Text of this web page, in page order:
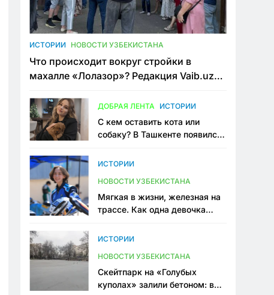
ИСТОРИИ НОВОСТИ УЗБЕКИСТАНА
Что происходит вокруг стройки в
махалле «Лолазор»? Редакция Vaib.uz
конфликта
ДОБРАЯ ЛЕНТА ИСТОРИИ
С кем оставить кота или
собаку? В Ташкенте появился
ИСТОРИИ
НОВОСТИ УЗБЕКИСТАНА
Мягкая в жизни, железная на
трассе. Как одна девочка
Узбекистане
ИСТОРИИ
НОВОСТИ УЗБЕКИСТАНА
Скейтпарк на «Голубых
куполах» залили бетоном: в